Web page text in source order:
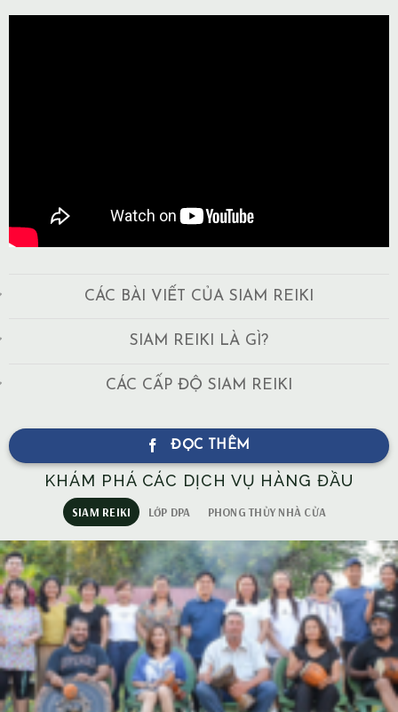
CÁC BÀI VIẾT CỦA SIAM REIKI
SIAM REIKI LÀ GÌ?
CÁC CẤP ĐỘ SIAM REIKI
ĐỌC THÊM
KHÁM PHÁ CÁC DỊCH VỤ HÀNG ĐẦU
SIAM REIKI LỚP DPA PHONG THỦY NHÀ CỬA